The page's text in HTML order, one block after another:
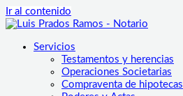
Ir al contenido
Servicios
Testamentos y herencias
Operaciones Societarias
Compraventa de hipotecas